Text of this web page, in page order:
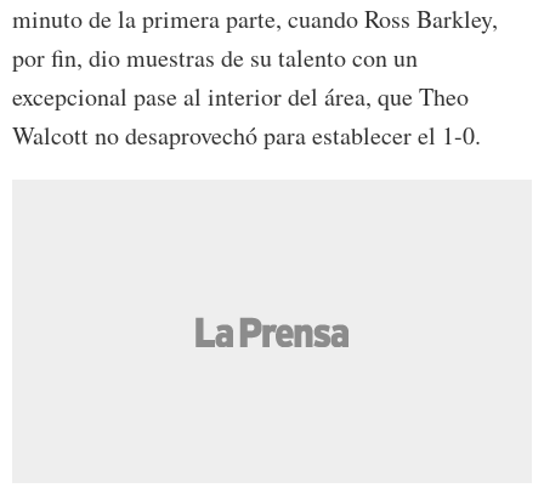
minuto de la primera parte, cuando Ross Barkley,
por fin, dio muestras de su talento con un
excepcional pase al interior del área, que Theo
Walcott no desaprovechó para establecer el 1-0.